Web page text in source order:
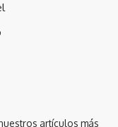
artículos más